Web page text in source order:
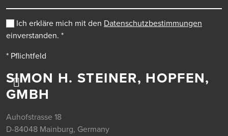
SIMON H. STEINER, HOPFEN,
GMBH
Auhofstrasse 18
D-84048 Mainburg, Germany
Ich erkläre mich mit den Datenschutzbestimmungen
einverstanden. *
* Pflichtfeld